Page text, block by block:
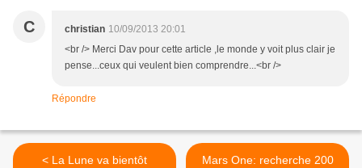
C christian 10/09/2013 20:01
<br /> Merci Dav pour cette article ,le monde y voit plus clair je
pense...ceux qui veulent bien comprendre...<br />
Répondre
< La Lune va bientôt
Mars One: recherche 200